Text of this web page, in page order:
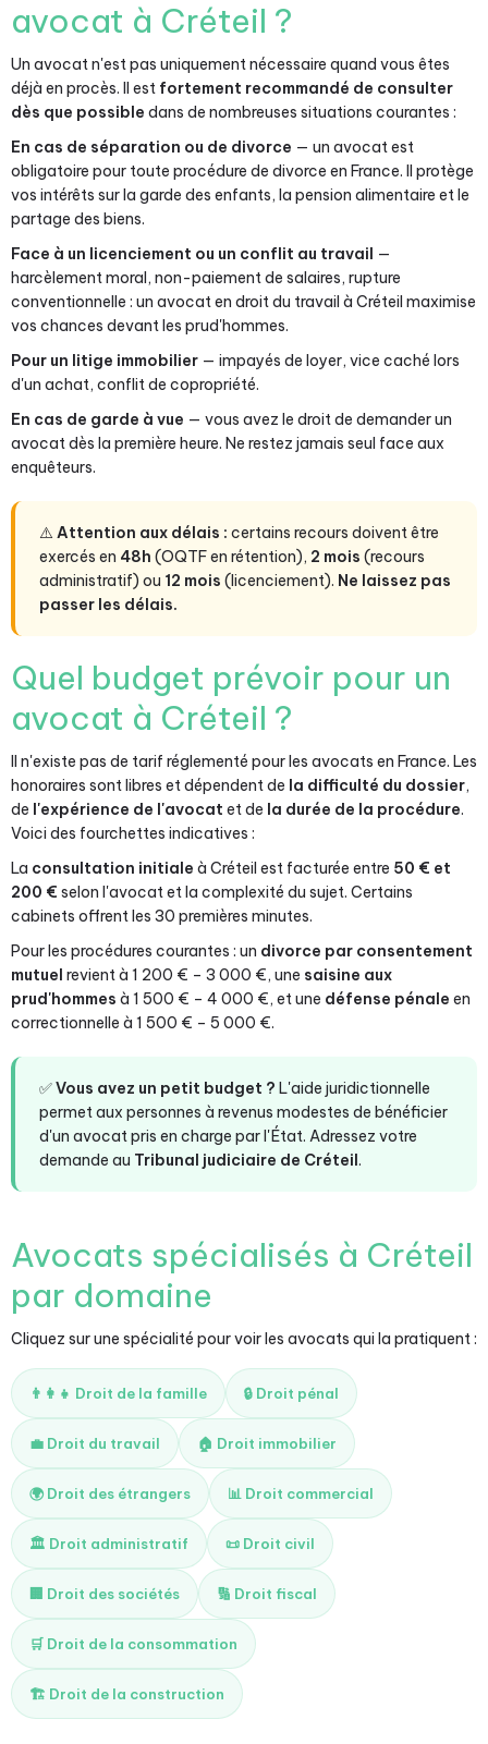
avocat à Créteil ?
Un avocat n'est pas uniquement nécessaire quand vous êtes
déjà en procès. Il est fortement recommandé de consulter
dès que possible dans de nombreuses situations courantes :
En cas de séparation ou de divorce — un avocat est
obligatoire pour toute procédure de divorce en France. Il protège
vos intérêts sur la garde des enfants, la pension alimentaire et le
partage des biens.
Face à un licenciement ou un conflit au travail —
harcèlement moral, non-paiement de salaires, rupture
conventionnelle : un avocat en droit du travail à Créteil maximise
vos chances devant les prud'hommes.
Pour un litige immobilier — impayés de loyer, vice caché lors
d'un achat, conflit de copropriété.
En cas de garde à vue — vous avez le droit de demander un
avocat dès la première heure. Ne restez jamais seul face aux
enquêteurs.
⚠️ Attention aux délais : certains recours doivent être
exercés en 48h (OQTF en rétention), 2 mois (recours
administratif) ou 12 mois (licenciement). Ne laissez pas
passer les délais.
Quel budget prévoir pour un
avocat à Créteil ?
Il n'existe pas de tarif réglementé pour les avocats en France. Les
honoraires sont libres et dépendent de la difficulté du dossier,
de l'expérience de l'avocat et de la durée de la procédure.
Voici des fourchettes indicatives :
La consultation initiale à Créteil est facturée entre 50 € et
200 € selon l'avocat et la complexité du sujet. Certains
cabinets offrent les 30 premières minutes.
Pour les procédures courantes : un divorce par consentement
mutuel revient à 1 200 € – 3 000 €, une saisine aux
prud'hommes à 1 500 € – 4 000 €, et une défense pénale en
correctionnelle à 1 500 € – 5 000 €.
✅Vous avez un petit budget ? L'aide juridictionnelle
permet aux personnes à revenus modestes de bénéficier
d'un avocat pris en charge par l'État. Adressez votre
demande au Tribunal judiciaire de Créteil.
Avocats spécialisés à Créteil
par domaine
Cliquez sur une spécialité pour voir les avocats qui la pratiquent :
👨‍👩‍👧 Droit de la famille 🔒 Droit pénal
💼 Droit du travail 🏠 Droit immobilier
🌍 Droit des étrangers 📊 Droit commercial
🏛️ Droit administratif 📜 Droit civil
🏢 Droit des sociétés 🔢 Droit fiscal
🛒 Droit de la consommation
🏗️ Droit de la construction